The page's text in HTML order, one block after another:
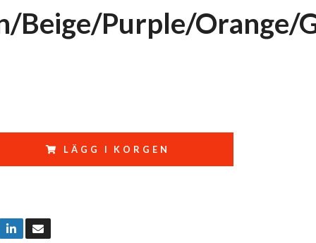
Beige/Purple/Orange/
LÄGG I KORGEN